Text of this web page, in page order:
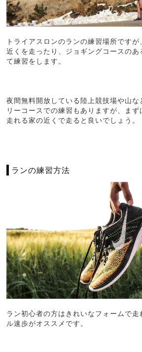
トライアスロンのランの練習場所です
近くを走ったり、ジョギングコースのあ
て練習をします。
夜間無料開放している陸上競技場や山な
リーコースでの練習もありますが、ま
走れる家の近くで走ると良いでしょう。
ランの練習方法
ラン初心者の方はきれいなフォームで
ル速歩がオススメです。